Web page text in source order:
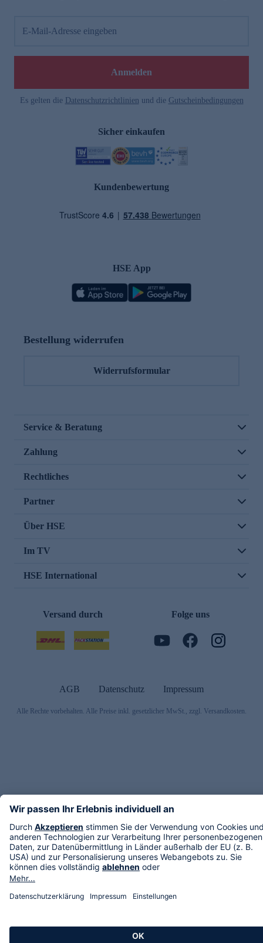
E-Mail-Adresse eingeben
Anmelden
Es gelten die Datenschutzrichtlinien und die Gutscheinbedingungen
Sicher einkaufen
Kundenbewertung
HSE App
Bestellung widerrufen
Widerrufsformular
Service & Beratung
Zahlung
Rechtliches
Partner
Über HSE
Im TV
HSE International
Versand durch Folge uns
AGB Datenschutz Impressum
Alle Rechte vorbehalten. Alle Preise inkl. gesetzlicher MwSt., zzgl. Versandkosten.